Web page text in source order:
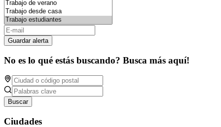
Guardar alerta
No es lo qué estás buscando? Busca más aquí!
Buscar
Ciudades